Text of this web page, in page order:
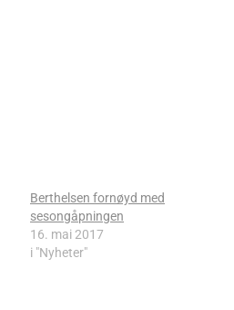
Berthelsen fornøyd med
sesongåpningen
16. mai 2017
i "Nyheter"